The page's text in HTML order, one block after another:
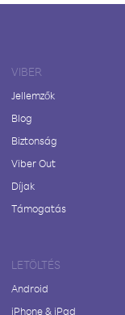
VIBER
Jellemzők
Blog
Biztonság
Viber Out
Díjak
Támogatás
LETÖLTÉS
Android
iPhone & iPad